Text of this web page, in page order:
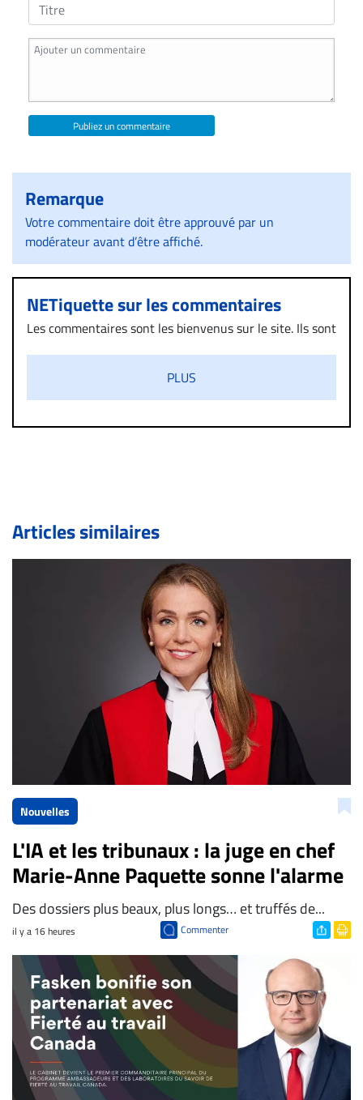
Publiez un commentaire
Remarque
Votre commentaire doit être approuvé par un
modérateur avant d’être affiché.
NETiquette sur les commentaires
Les commentaires sont les bienvenus sur le site. Ils sont
diffamatoire. Si malgré cette politique de modération,
un commentaire publié sur le site vous dérange, prenez
immédiatement contact par courriel (info@droit-
de validation, un droit de réponse.
Bien à vous,
La Rédaction de Droit-inc.com
PLUS
Articles similaires
Nouvelles
L'IA et les tribunaux : la juge en chef
Marie-Anne Paquette sonne l'alarme
Des dossiers plus beaux, plus longs… et truffés de...
il y a 16 heures Commenter